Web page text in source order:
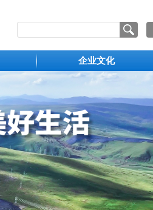
企业文化